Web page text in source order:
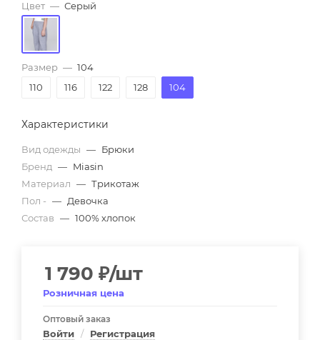
Цвет — Серый
Размер — 104
110
116 122 128 104
Характеристики
Вид одежды — Брюки
Бренд — Miasin
Материал — Трикотаж
Пол - — Девочка
Состав — 100% хлопок
1 790 ₽/шт
Розничная цена
Оптовый заказ
Войти / Регистрация